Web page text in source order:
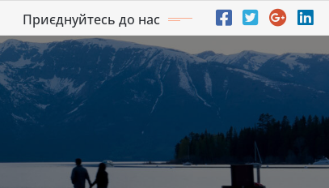
Приєднуйтесь до нас